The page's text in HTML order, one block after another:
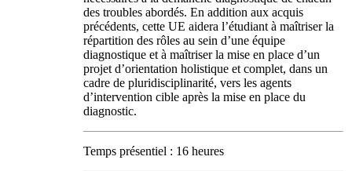
des troubles abordés. En addition aux acquis
précédents, cette UE aidera l’étudiant à maîtriser la
répartition des rôles au sein d’une équipe
diagnostique et à maîtriser la mise en place d’un
projet d’orientation holistique et complet, dans un
cadre de pluridisciplinarité, vers les agents
d’intervention cible après la mise en place du
diagnostic.
Temps présentiel : 16 heures